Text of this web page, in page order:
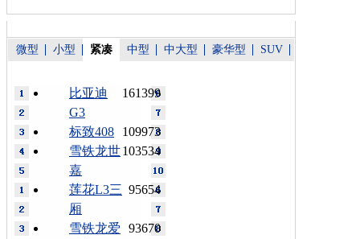
微型 小型 紧凑 中型 中大型 豪华型 SUV
161399
比亚迪
G3
109973
标致408
103534
雪铁龙世
嘉
95654
莲花L3三
厢
93670
雪铁龙爱